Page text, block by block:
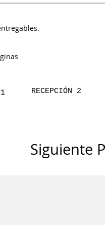
RECEPCIÓN 2
Siguiente